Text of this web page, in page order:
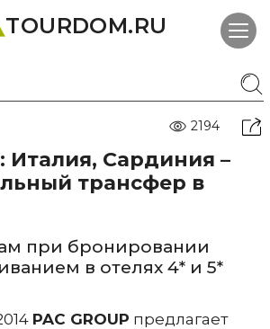
TOURDOM.RU
2194
Италия, Сардиния –
трансфер в
при бронировании
в отелях 4* и 5*
PAC GROUP предлагает